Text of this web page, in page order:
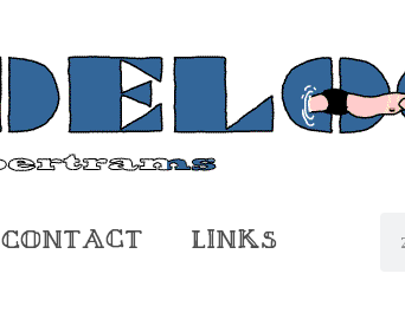
Contact Links